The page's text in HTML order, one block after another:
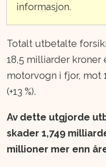
informasjon.
Totalt utbetalte
18,5 milliarder
motorvogn i fjor, mot
(+13 %).
Av dette utgjorde
skader 1,749
millioner mer enn